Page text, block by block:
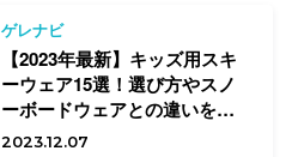
ゲレナビ
【2023年最新】キッズ用スキ
ーウェア15選！選び方やスノ
ーボードウェアとの違いを解
説
2023.12.07